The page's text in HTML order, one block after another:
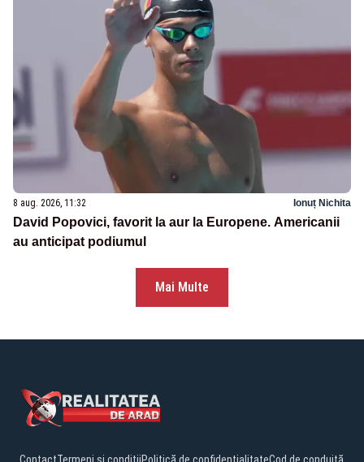
8 aug. 2026, 11:32 Ionuț Nichita
David Popovici, favorit la aur la Europene. Americanii
au anticipat podiumul
Mai Multe